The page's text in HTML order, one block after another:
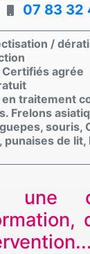
07 83 32
/
agrée
en traitement
Frelons
souris,
punaises de lit,
une